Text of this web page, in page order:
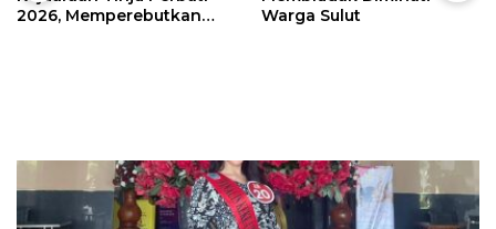
2026, Memperebutkan
Warga Sulut